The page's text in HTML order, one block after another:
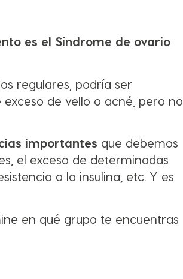
es el Síndrome de ovario
regulares, podría ser
de vello o acné, pero no
importantes que debemos
el exceso de determinadas
a la insulina, etc. Y es
en qué grupo te encuentras